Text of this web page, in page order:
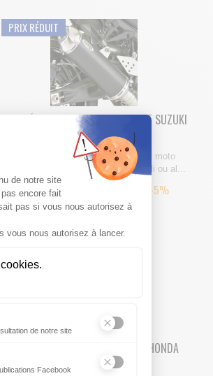
PRIX RÉDUIT
POT D'ÉCHAPPEMENT SHARK DSX-5 SUZUKI
1200 BANDIT
Promo Echap'moto : échappement moto
SHARK DSX-5 court 36cm en alu poli ou al...
à partir de387,55 € -5%
Fabriqué de 7 à 30 jours
POT D'ÉCHAPPEMENT SHARK GP HONDA
CBR125R 2011-2016
du Consentement :
de notre site
encore fait
pas si vous nous autorisez à
vous nous autorisez à lancer.
de notre site
internet, il permet de mesurer des indicateurs
Facebook